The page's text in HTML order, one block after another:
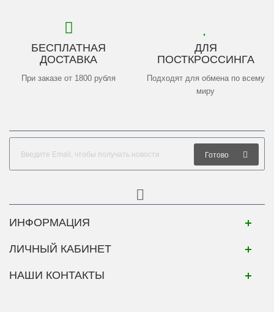
БЕСПЛАТНАЯ
ДОСТАВКА
При заказе от 1800 рубля
ДЛЯ
ПОСТКРОССИНГА
Подходят для обмена по всему
миру
Готово
ИНФОРМАЦИЯ
ЛИЧНЫЙ КАБИНЕТ
НАШИ КОНТАКТЫ